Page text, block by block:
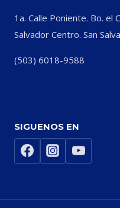
1a. Calle Poniente. Bo. el
Salvador Centro. San
(503) 6018-9588
SIGUENOS EN